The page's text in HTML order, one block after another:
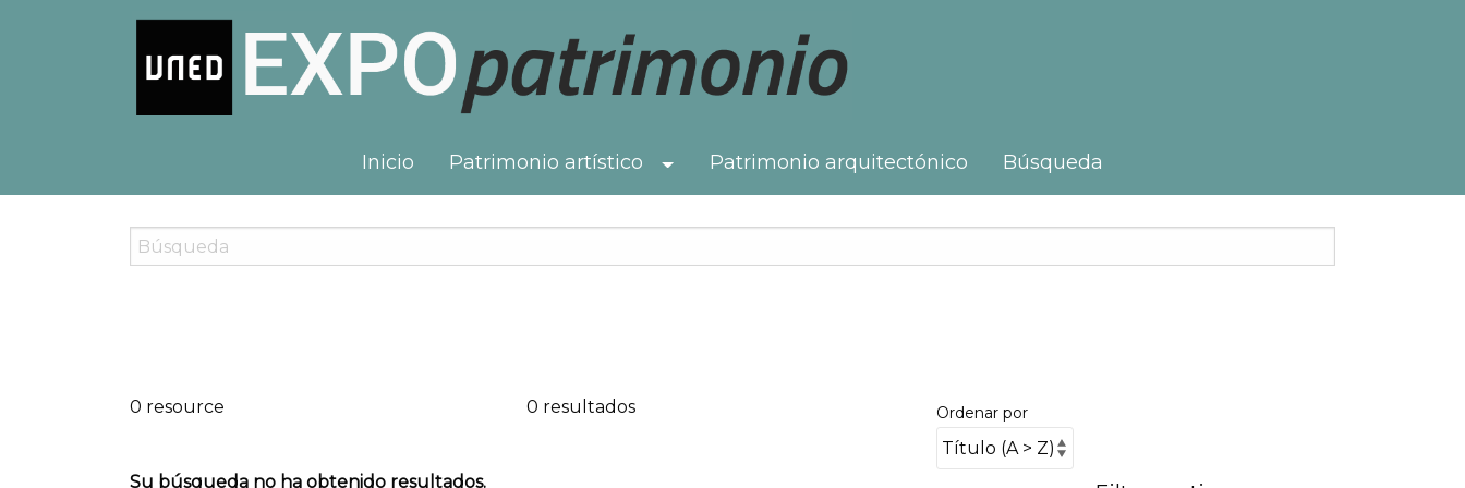
Inicio Patrimonio artístico Toggle Dropdown
Patrimonio arquitectónico Búsqueda
0 resource 0 resultados Ordenar por
Su búsqueda no ha obtenido resultados.